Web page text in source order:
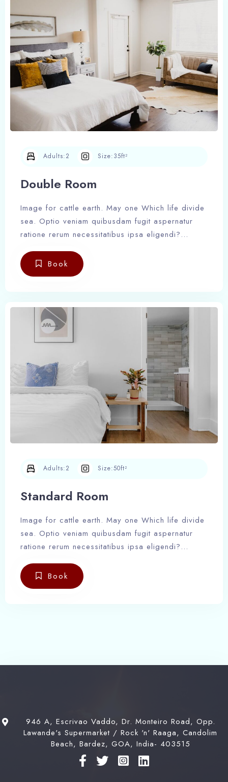
100
Double Room
Image for cattle earth. May one Which life divide
sea. Optio veniam quibusdam fugit aspernatur
ratione rerum necessitatibus ipsa eligendi?
tempore veritatis repellat natus illo, veniam
quibusdam fugit aspernatur cumque harum quos
Adults:2 Size:35ft²
Book
Standard Room
Image for cattle earth. May one Which life divide
sea. Optio veniam quibusdam fugit aspernatur
ratione rerum necessitatibus ipsa eligendi?
tempore veritatis repellat natus illo, veniam
quibusdam fugit aspernatur cumque harum quos
Adults:2 Size:50ft²
Book
946 A, Escrivao Vaddo, Dr. Monteiro Road, Opp.
Lawande's Supermarket / Rock 'n' Raaga, Candolim
Beach, Bardez, GOA, India- 403515
Check-out
1